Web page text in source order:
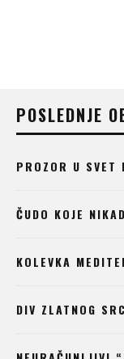
POSLEDNJE
PROZOR U SVET
ČUDO KOJE
KOLEVKA
DIV ZLATNOG